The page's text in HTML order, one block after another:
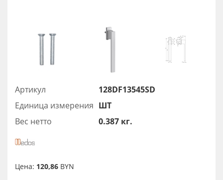
Артикул
128DF13545SD
Единица измерения ШТ
Вес нетто
0.387 кг.
Цена: 120,86 BYN